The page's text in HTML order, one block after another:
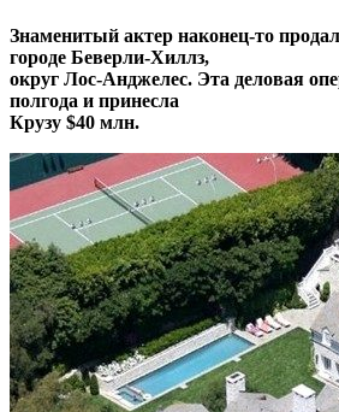
Знаменитый актер наконец-то
городе Беверли-Хиллз,
округ Лос-Анджелес. Эта деловая
полгода и принесла
Крузу $40 млн.